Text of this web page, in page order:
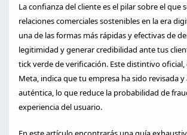
La confianza del cliente es el pilar sobre el que
relaciones comerciales sostenibles en la era
una de las formas más rápidas y efectivas de
legitimidad y generar credibilidad ante tus
tick verde de verificación. Este distintivo
Meta, indica que tu empresa ha sido revisada
auténtica, lo que reduce la probabilidad de
experiencia del usuario.